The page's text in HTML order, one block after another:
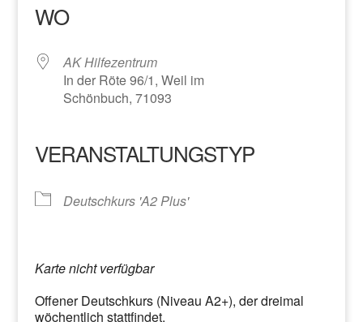
WO
AK Hilfezentrum
In der Röte 96/1, Weil im
Schönbuch, 71093
VERANSTALTUNGSTYP
Deutschkurs 'A2 Plus'
Karte nicht verfügbar
Offener Deutschkurs (Niveau A2+), der dreimal
wöchentlich stattfindet.